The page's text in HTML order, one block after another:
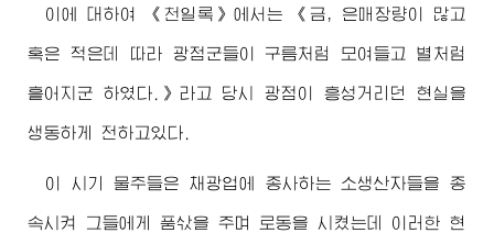
이에 대하여 《천일록》에서는 《금, 은매장량이 많고
혹은 적은데 따라 광점군들이 구름처럼 모여들고 별처럼
흩어지군 하였다.》라고 당시 광점이 흥성거리던 현실을
생동하게 전하고있다.
이 시기 물주들은 채광업에 종사하는 소생산자들을 종
속시켜 그들에게 품삯을 주며 로동을 시켰는데 이러한 현